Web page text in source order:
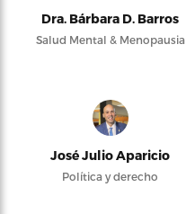
Dra. Bárbara D. Barros
Salud Mental & Menopausia
José Julio Aparicio
Política y derecho